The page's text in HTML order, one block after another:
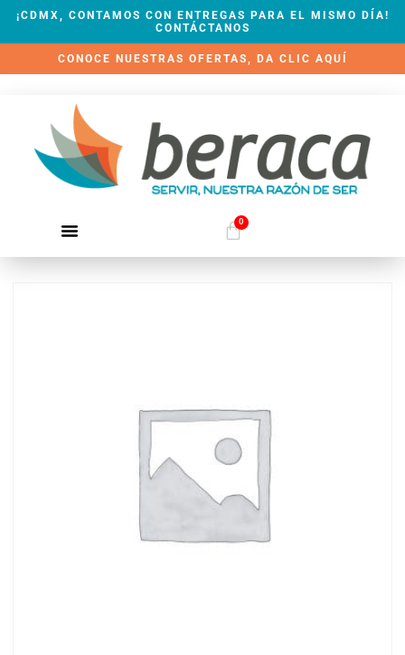
¡CDMX, CONTAMOS CON ENTREGAS PARA EL MISMO DÍA!
CONTÁCTANOS
CONOCE NUESTRAS OFERTAS, DA CLIC AQUÍ
0